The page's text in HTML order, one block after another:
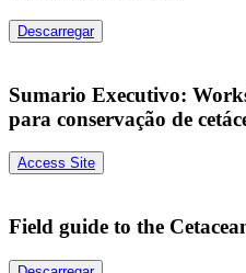
Descarregar
Sumario Executivo:
para conservação de
Access Site
Field guide to the